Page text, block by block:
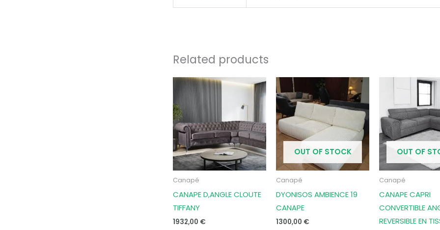
Related products
Canapé
CANAPE D,ANGLE CLOUTE
TIFFANY
1932,00 €
OUT OF STOCK
Canapé
DYONISOS AMBIENCE 19
CANAPE
1300,00 €
OUT OF
Canapé
CANAPE CAPRI
CONVERTIBLE
REVERSIBLE EN